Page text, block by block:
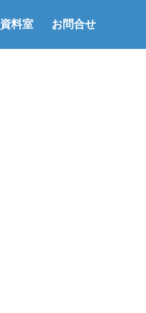
資料室 お問合せ